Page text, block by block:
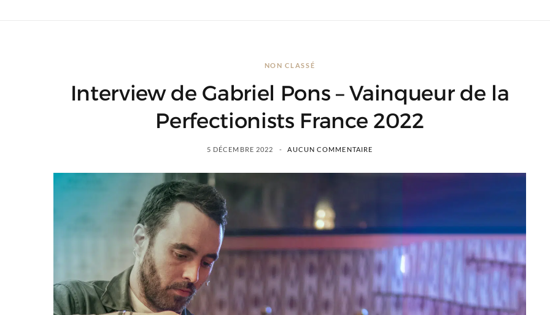
NON CLASSÉ
Interview de Gabriel Pons – Vainqueur de la
Perfectionists France 2022
5 DÉCEMBRE 2022 AUCUN COMMENTAIRE